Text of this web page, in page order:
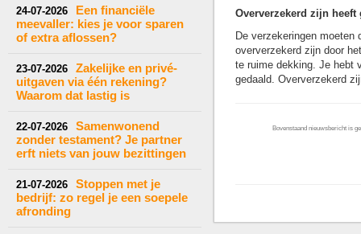
24-07-2026
Een financiële
meevaller: kies je voor sparen
of extra aflossen?
23-07-2026
Zakelijke en privé-
uitgaven via één rekening?
Waarom dat lastig is
22-07-2026
Samenwonend
zonder testament? Je partner
erft niets van jouw bezittingen
21-07-2026
Stoppen met je
bedrijf: zo regel je een soepele
afronding
Oververzekerd zijn heeft
De verzekeringen
oververzekerd zijn door
te ruime dekking. Je hebt
gedaald. Oververzekerd
Bovenstaand nieuwsbericht is